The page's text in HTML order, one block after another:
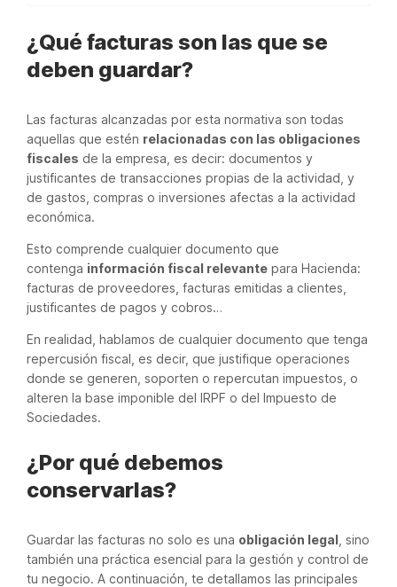
¿Qué facturas son las que se
deben guardar?
Las facturas alcanzadas por esta normativa son todas
aquellas que estén relacionadas con las obligaciones
fiscales de la empresa, es decir: documentos y
justificantes de transacciones propias de la actividad, y
de gastos, compras o inversiones afectas a la actividad
económica.
Esto comprende cualquier documento que
contenga información fiscal relevante para Hacienda:
facturas de proveedores, facturas emitidas a clientes,
justificantes de pagos y cobros…
En realidad, hablamos de cualquier documento que tenga
repercusión fiscal, es decir, que justifique operaciones
donde se generen, soporten o repercutan impuestos, o
alteren la base imponible del IRPF o del Impuesto de
Sociedades.
¿Por qué debemos
conservarlas?
Guardar las facturas no solo es una obligación legal , sino
también una práctica esencial para la gestión y control de
tu negocio. A continuación, te detallamos las principales